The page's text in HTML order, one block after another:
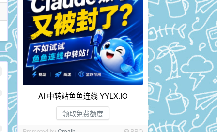
AI 中转站鱼鱼连线 YYLX.IO
领取免费额度